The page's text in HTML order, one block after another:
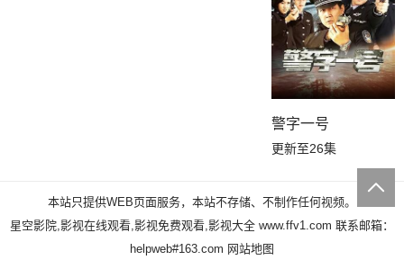
警字一号
更新至26集
本站只提供WEB页面服务，本站不存储、不制作任何视频。
星空影院,影视在线观看,影视免费观看,影视大全 www.ffv1.com 联系邮箱：
helpweb#163.com 网站地图